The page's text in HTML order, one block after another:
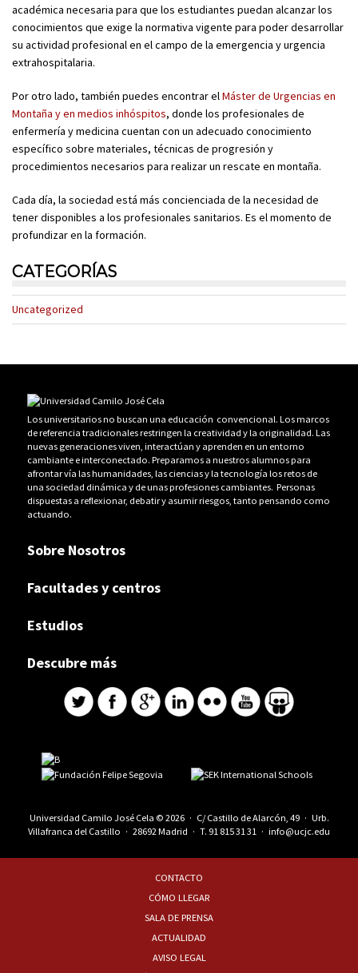
académica necesaria para que los estudiantes puedan alcanzar los
conocimientos que exige la normativa vigente para poder desarrollar
su actividad profesional en el campo de la emergencia y urgencia
extrahospitalaria.
Por otro lado, también puedes encontrar elMáster de Urgencias en
Montaña y en medios inhóspitos, donde los profesionales de
enfermería y medicina cuentan con un adecuado conocimiento
específico sobre materiales, técnicas de progresión y
procedimientos necesarios para realizar un rescate en montaña.
Cada día, la sociedad está más concienciada de la necesidad de
tener disponibles a los profesionales sanitarios. Es el momento de
profundizar en la formación.
CATEGORÍAS
Uncategorized
Los universitarios no buscan una educación convencional. Los marcos
de referencia tradicionales restringen la creatividad y la originalidad. Las
nuevas generaciones viven, interactúan y aprenden en un entorno
cambiante e interconectado. Preparamos a nuestros alumnos para
afrontar vía las humanidades, las ciencias y la tecnología los retos de
una sociedad dinámica y de unas profesiones cambiantes. Personas
dispuestas a reflexionar, debatir y asumir riesgos, tanto pensando como
actuando.
Sobre Nosotros
Facultades y centros
Estudios
Descubre más
Universidad Camilo José Cela © 2026 · C/ Castillo de Alarcón, 49 · Urb.
Villafranca del Castillo · 28692 Madrid · T. 91 815 31 31 · info@ucjc.edu
CONTACTO
CÓMO LLEGAR
SALA DE PRENSA
ACTUALIDAD
AVISO LEGAL